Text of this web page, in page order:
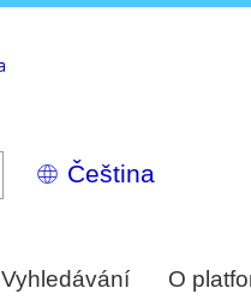
Select
your
Vyhledávání O